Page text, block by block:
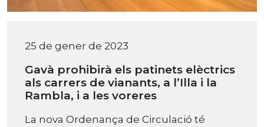
25 de gener de 2023
Gavà prohibirà els patinets elèctrics
als carrers de vianants, a l’Illa i la
Rambla, i a les voreres
La nova Ordenança de Circulació té